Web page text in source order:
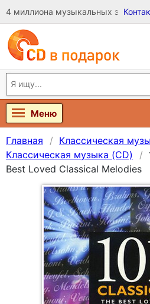
4 миллиона музыкальных записей
Меню
Главная
Классическая
Классическая музыка (CD)
Best Loved Classical Melodies